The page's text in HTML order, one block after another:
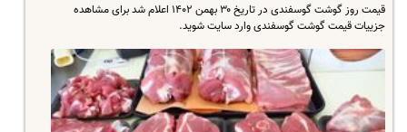
قیمت روز گوشت گوسفندی در تاریخ ۳۰ بهمن ۱۴۰۲ اعلام شد برای مشاهده
جزییات قیمت گوشت گوسفندی وارد سایت شوید.